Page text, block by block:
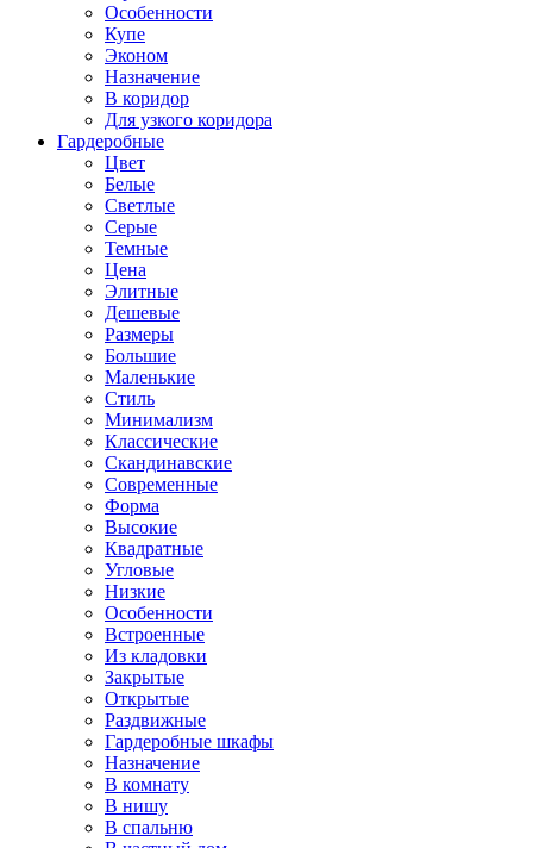
Особенности
Купе
Эконом
Назначение
В коридор
Для узкого коридора
Гардеробные
Цвет
Белые
Светлые
Серые
Темные
Цена
Элитные
Дешевые
Размеры
Большие
Маленькие
Стиль
Минимализм
Классические
Скандинавские
Современные
Форма
Высокие
Квадратные
Угловые
Низкие
Особенности
Встроенные
Из кладовки
Закрытые
Открытые
Раздвижные
Гардеробные шкафы
Назначение
В комнату
В нишу
В спальню